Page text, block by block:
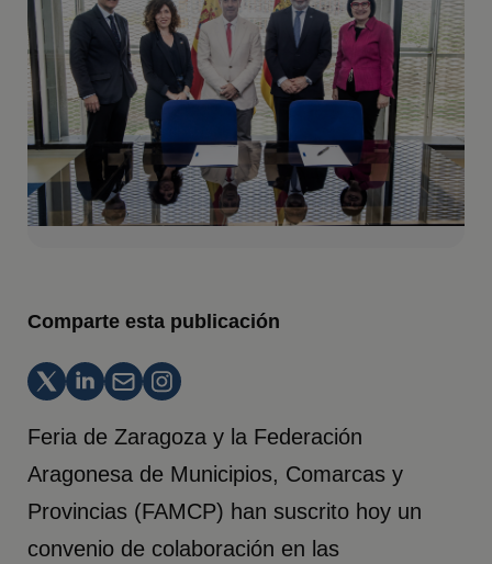
Comparte esta publicación
Feria de Zaragoza y la Federación
Aragonesa de Municipios, Comarcas y
Provincias (FAMCP) han suscrito hoy un
convenio de colaboración en las